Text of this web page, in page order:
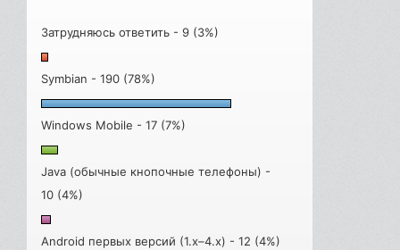
Затрудняюсь ответить - 9 (3%)
Symbian - 190 (78%)
Windows Mobile - 17 (7%)
Java (обычные кнопочные телефоны) -
10 (4%)
Android первых версий (1.x–4.x) - 12 (4%)